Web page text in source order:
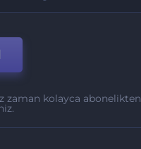
zaman kolayca abonelikten